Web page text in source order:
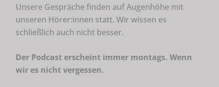
Unsere Gespräche finden auf Augenhöhe mit
unseren Hörer:innen statt. Wir wissen es
schließlich auch nicht besser.
Der Podcast erscheint immer montags. Wenn
wir es nicht vergessen.